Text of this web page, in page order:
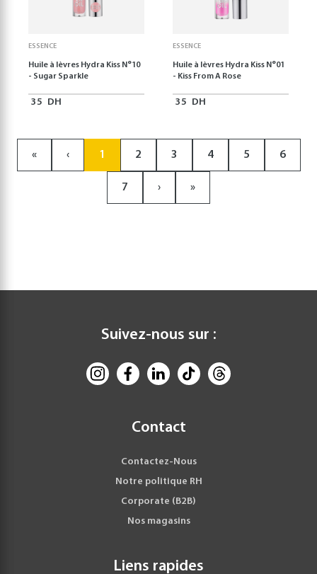
ESSENCE
Huile à lèvres Hydra Kiss N°10
- Sugar Sparkle
35 DH
ESSENCE
Huile à lèvres Hydra Kiss N°01
- Kiss From A Rose
35 DH
« ‹ 1 2 3 4 5 6
7 › »
Suivez-nous sur :
Contact
Contactez-Nous
Notre politique RH
Corporate (B2B)
Nos magasins
Liens rapides